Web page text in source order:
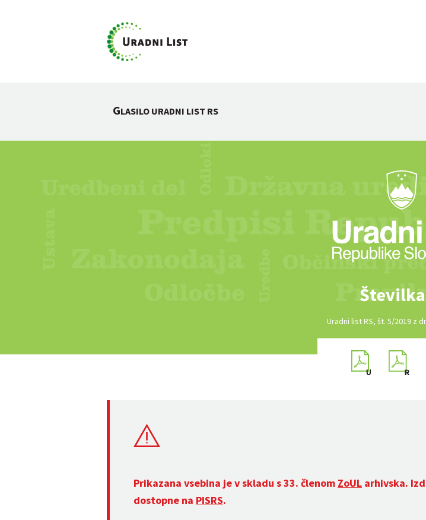
GLASILO URADNI LIST RS
Uradni list RS, št. 5/2019 z
Prikazana vsebina je v skladu s 33. členom ZoUL arhivska.
dostopne na PISRS.